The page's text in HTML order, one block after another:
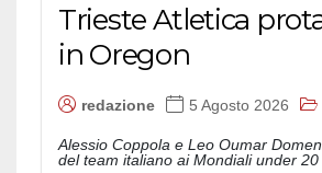
Trieste Atletica
in Oregon
redazione 5 Agosto 2026
Alessio Coppola e Leo Oumar
del team italiano ai Mondiali under 20